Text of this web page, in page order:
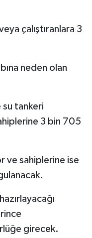
çalıştıranlara 3
neden olan
su tankeri
3 bin 705
ve sahiplerine ise
girecek.